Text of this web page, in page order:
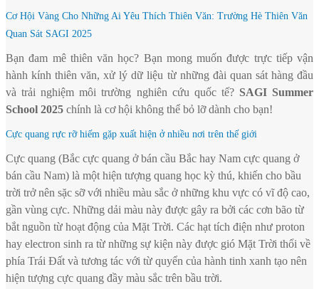
Cơ Hội Vàng Cho Những Ai Yêu Thích Thiên Văn: Trường Hè Thiên Văn
Quan Sát SAGI 2025
Bạn đam mê thiên văn học? Bạn mong muốn được trực tiếp vận
hành kính thiên văn, xử lý dữ liệu từ những đài quan sát hàng đầu
và trải nghiệm môi trường nghiên cứu quốc tế? SAGI Summer
School 2025 chính là cơ hội không thể bỏ lỡ dành cho bạn!
Cực quang rực rỡ hiếm gặp xuất hiện ở nhiều nơi trên thế giới
Cực quang (Bắc cực quang ở bán cầu Bắc hay Nam cực quang ở
bán cầu Nam) là một hiện tượng quang học kỳ thú, khiến cho bầu
trời trở nên sặc sỡ với nhiều màu sắc ở những khu vực có vĩ độ cao,
gần vùng cực. Những dải màu này được gây ra bởi các cơn bão từ
bắt nguồn từ hoạt động của Mặt Trời. Các hạt tích điện như proton
hay electron sinh ra từ những sự kiện này được gió Mặt Trời thổi về
phía Trái Đất và tương tác với từ quyển của hành tinh xanh tạo nên
hiện tượng cực quang đầy màu sắc trên bầu trời.